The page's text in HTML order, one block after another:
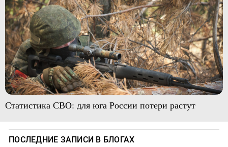
Статистика СВО: для юга России потери растут
ПОСЛЕДНИЕ ЗАПИСИ В БЛОГАХ